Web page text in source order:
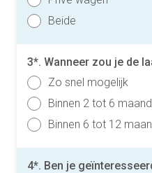
Beide
3*. Wanneer zou je de
Zo snel mogelijk
Binnen 2 tot 6
Binnen 6 tot 12
4*. Ben je